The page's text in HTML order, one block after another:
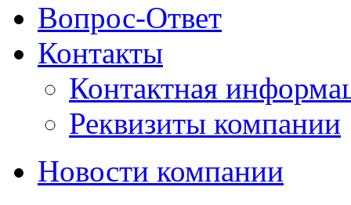
Вопрос-Ответ
Контакты
Контактная
Реквизиты компании
Новости компании